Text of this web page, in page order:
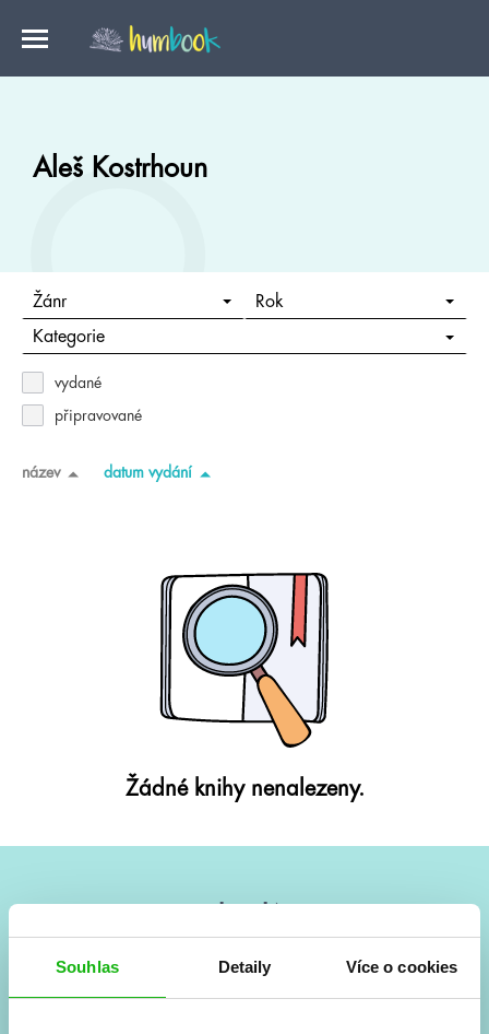
Souhlas Detaily Více o cookies
Aleš Kostrhoun
Žánr Rok
Kategorie
vydané
připravované
název datum vydání
Žádné knihy nenalezeny.
Vše kolem #youngadult každý měsíc rovnou do mailu!
a seriálové adaptace a další.